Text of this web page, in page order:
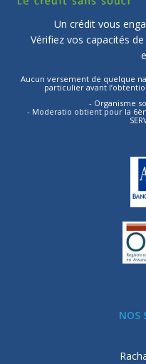
Un crédit vous
Vérifiez vos capacités
Aucun versement de quelque
particulier avant
- Organisme
- Moderatio obtient pour la
NOS